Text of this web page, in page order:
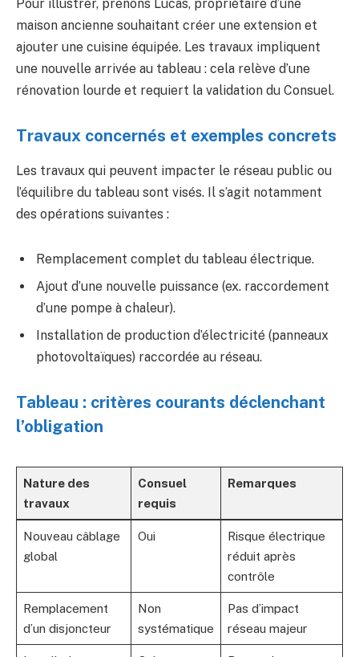
Pour illustrer, prenons Lucas, propriétaire d’une
maison ancienne souhaitant créer une extension et
ajouter une cuisine équipée. Les travaux impliquent
une nouvelle arrivée au tableau : cela relève d’une
rénovation lourde et requiert la validation du Consuel.
Travaux concernés et exemples concrets
Les travaux qui peuvent impacter le réseau public ou
l’équilibre du tableau sont visés. Il s’agit notamment
des opérations suivantes :
Remplacement complet du tableau électrique.
Ajout d’une nouvelle puissance (ex. raccordement
d’une pompe à chaleur).
Installation de production d’électricité (panneaux
photovoltaïques) raccordée au réseau.
Tableau : critères courants déclenchant
l’obligation
Nature des
travaux
Consuel
requis
Remarques
Nouveau câblage
global
Oui
Risque électrique
réduit après
contrôle
Remplacement
d’un disjoncteur
Non
systématique
Pas d’impact
réseau majeur